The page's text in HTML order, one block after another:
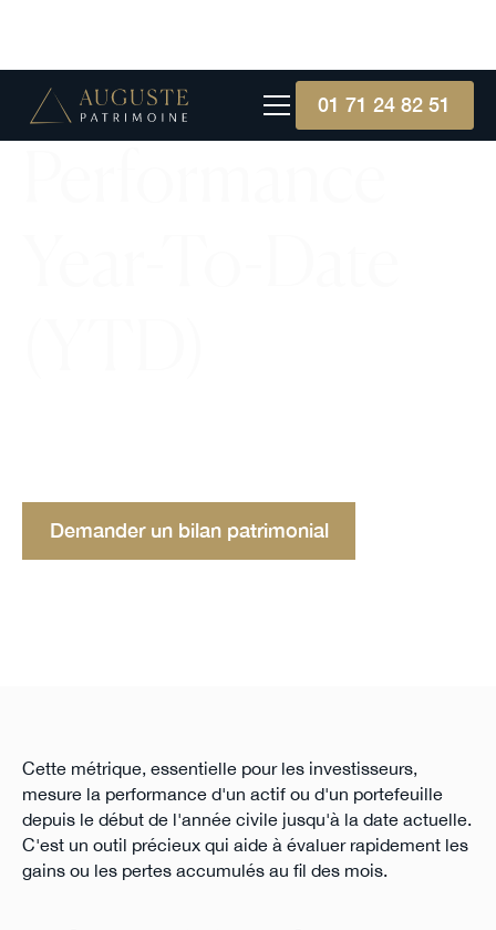
01 71 24 82 51
Demander un bilan patrimonial
Cette métrique, essentielle pour les investisseurs,
mesure la performance d'un actif ou d'un portefeuille
depuis le début de l'année civile jusqu'à la date actuelle.
C'est un outil précieux qui aide à évaluer rapidement les
gains ou les pertes accumulés au fil des mois.